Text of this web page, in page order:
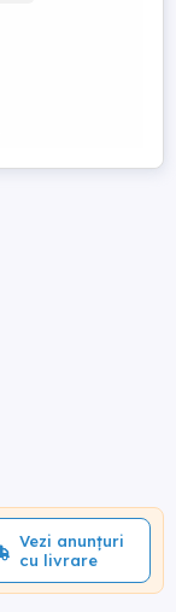
Vezi anunțuri
cu livrare